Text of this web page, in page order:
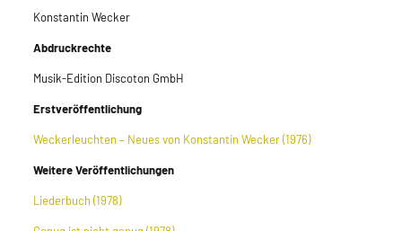
Konstantin Wecker
Abdruckrechte
Musik-Edition Discoton GmbH
Erstveröffentlichung
Weckerleuchten – Neues von Konstantin Wecker (1976)
Weitere Veröffentlichungen
Liederbuch (1978)